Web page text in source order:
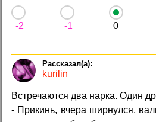
-2 -1 0
kurilin
Встречаются два нарка. Один
- Прикинь, вчера ширнулся,